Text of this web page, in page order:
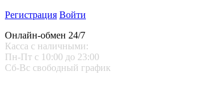
Регистрация Войти
Онлайн-обмен 24/7
Касса с наличными:
Пн-Пт с 10:00 до 23:00
Сб-Вс свободный график